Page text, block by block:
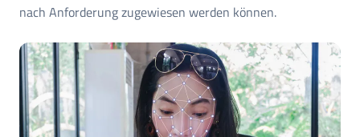
nach Anforderung zugewiesen werden können.